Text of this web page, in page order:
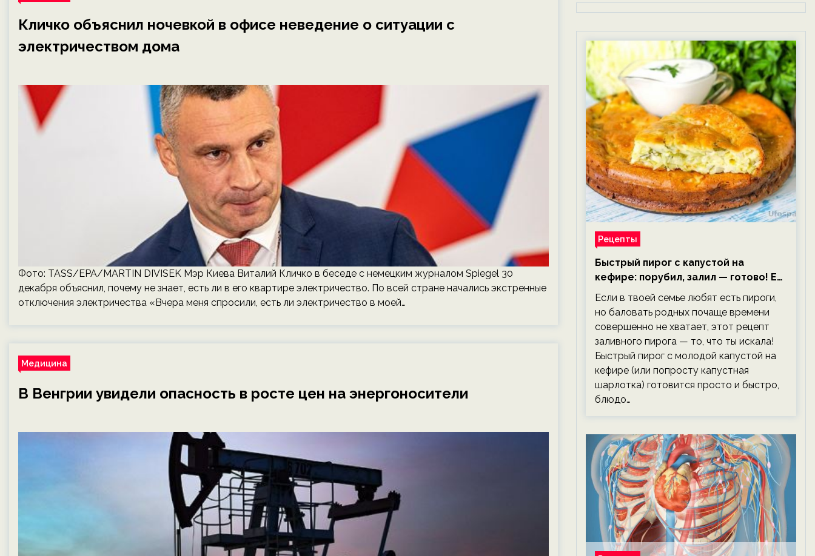
Кличко объяснил ночевкой в офисе неведение о ситуации с
электричеством дома
Фото: TASS/EPA/MARTIN DIVISEK Мэр Киева Виталий Кличко в беседе с немецким журналом Spiegel 30
декабря объяснил, почему не знает, есть ли в его квартире электричество. По всей стране начались экстренные
отключения электричества «Вчера меня спросили, есть ли электричество в моей…
Медицина
В Венгрии увидели опасность в росте цен на энергоносители
Рецепты
Быстрый пирог с капустой на
кефире: порубил, залил — готово! Ем,
не тревожась о фигуре!
Если в твоей семье любят есть пироги,
но баловать родных почаще времени
совершенно не хватает, этот рецепт
заливного пирога — то, что ты искала!
Быстрый пирог с молодой капустой на
кефире (или попросту капустная
шарлотка) готовится просто и быстро,
блюдо…